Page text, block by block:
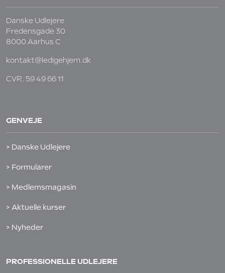
Danske Udlejere
Fredensgade 30
8000 Aarhus C
kontakt@ledigehjem.dk
CVR. 59 49 66 11
GENVEJE
> Danske Udlejere
> Formularer
> Medlemsmagasin
> Aktuelle kurser
> Nyheder
PROFESSIONELLE UDLEJERE